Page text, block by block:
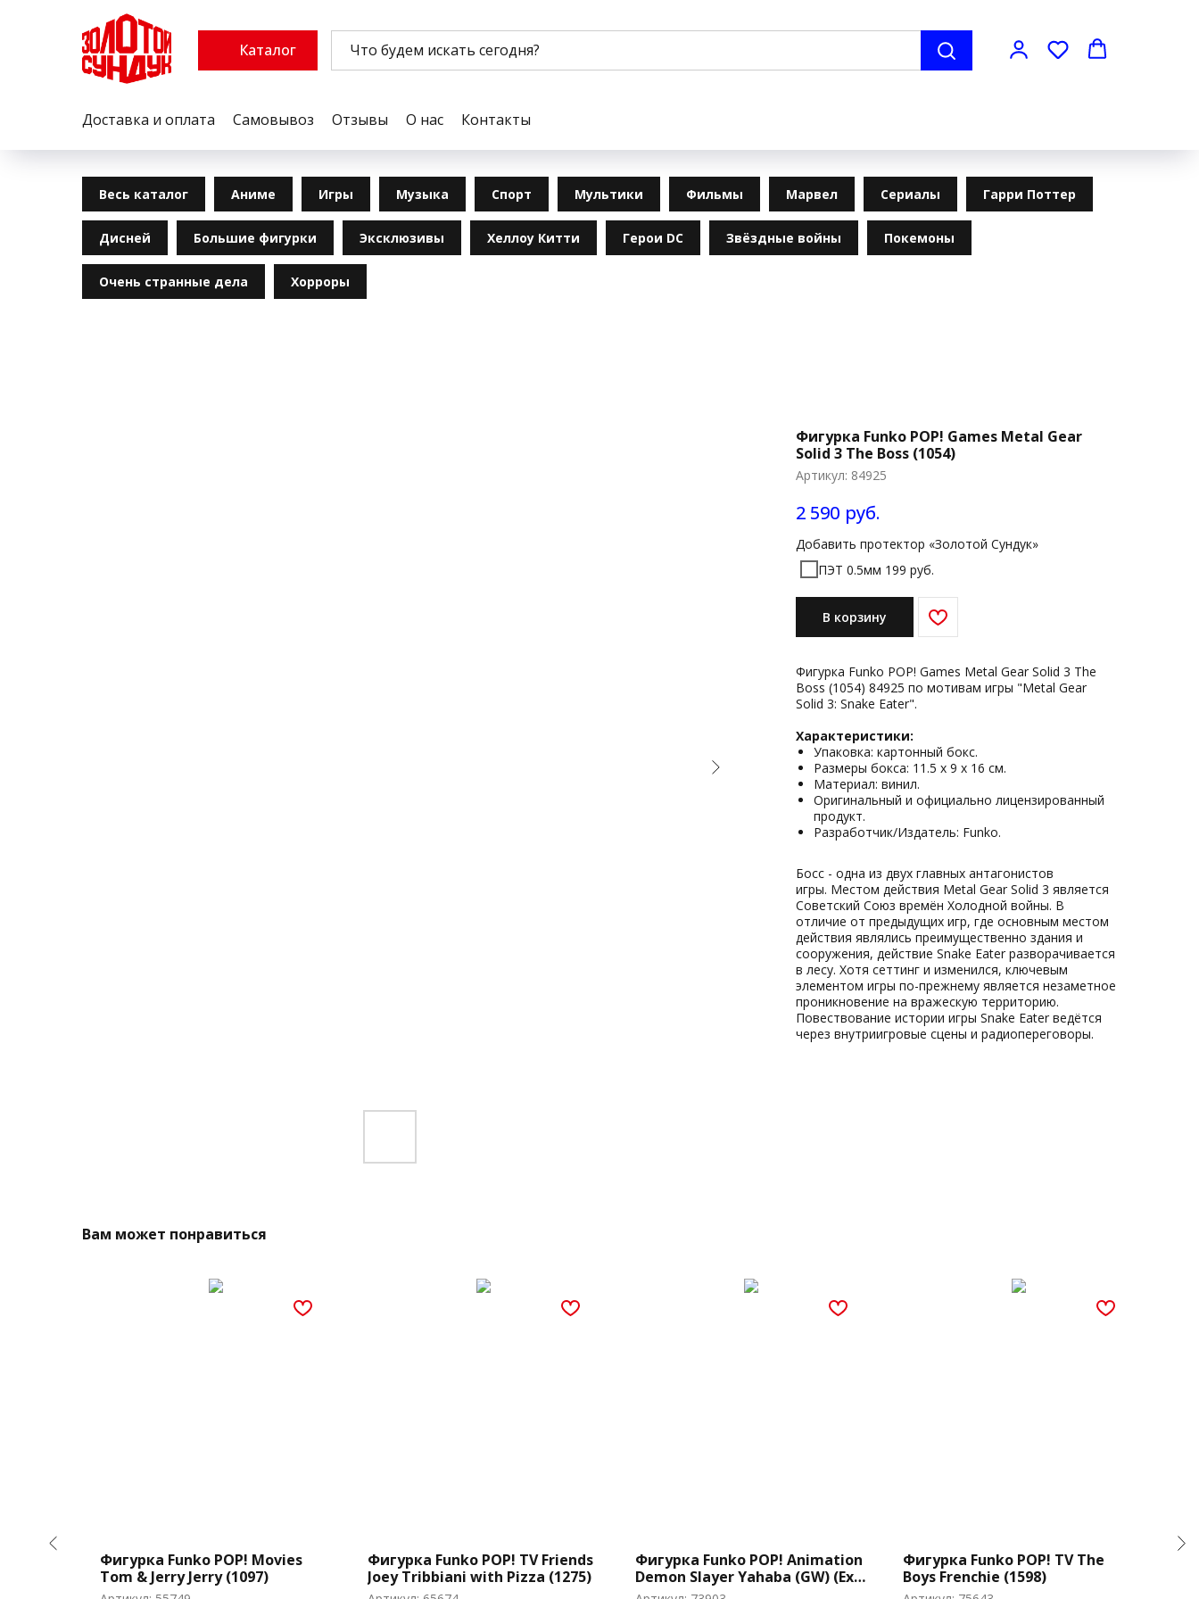
Каталог
Доставка и оплата Самовывоз Отзывы О нас Контакты
Весь каталог Аниме Игры Музыка Спорт Мультики Фильмы Марвел Сериалы Гарри Поттер
Дисней Большие фигурки Эксклюзивы Хеллоу Китти Герои DC Звёздные войны Покемоны
Очень странные дела Хорроры
Фигурка Funko POP! Games Metal Gear
Solid 3 The Boss (1054)
Артикул: 84925
2 590 руб.
Добавить протектор «Золотой Сундук»
ПЭТ 0.5мм 199 руб.
В корзину
Фигурка Funko POP! Games Metal Gear Solid 3 The
Boss (1054) 84925 по мотивам игры "Metal Gear
Solid 3: Snake Eater".
Характеристики:
Упаковка: картонный бокс.
Размеры бокса: 11.5 х 9 х 16 см.
Материал: винил.
Оригинальный и официально лицензированный
продукт.
Разработчик/Издатель: Funko.
Босс - одна из двух главных антагонистов
игры. Местом действия Metal Gear Solid 3 является
Советский Союз времён Холодной войны. В
отличие от предыдущих игр, где основным местом
действия являлись преимущественно здания и
сооружения, действие Snake Eater разворачивается
в лесу. Хотя сеттинг и изменился, ключевым
элементом игры по-прежнему является незаметное
проникновение на вражескую территорию.
Повествование истории игры Snake Eater ведётся
через внутриигровые сцены и радиопереговоры.
Вам может понравиться
Фигурка Funko POP! Movies
Tom & Jerry Jerry (1097)
Фигурка Funko POP! TV Friends
Joey Tribbiani with Pizza (1275)
Фигурка Funko POP! Animation
Demon Slayer Yahaba (GW) (Exc)
(1410)
Фигурка Funko POP! TV The
Boys Frenchie (1598)